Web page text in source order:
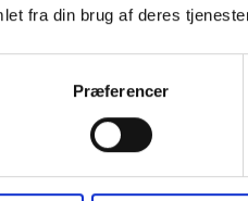
fra din brug af deres
Præferencer
valg til dig, der vil
design – en
bedste øjeblikke.